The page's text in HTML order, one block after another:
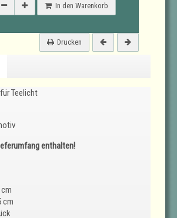
In den Warenkorb
Drucken
Teelicht
enthalten!
cm